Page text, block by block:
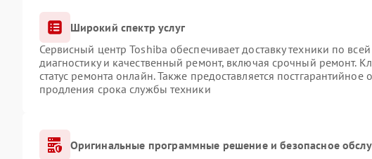
Широкий спектр услуг
Сервисный центр Toshiba обеспечивает доставку техники по
диагностику и качественный ремонт, включая срочный ремонт.
статус ремонта онлайн. Также предоставляется постгарантийное
продления срока службы техники
Оригинальные программные решение и безопасное